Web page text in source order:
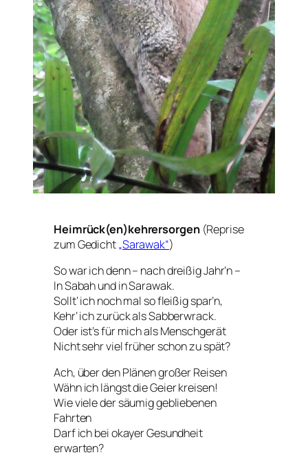
Heimrück(en)kehrersorgen (Reprise
zum Gedicht„Sarawak“)
So war ich denn – nach dreißig Jahr’n –
In Sabah und in Sarawak.
Sollt‘ ich noch mal so fleißig spar’n,
Kehr‘ ich zurück als Sabberwrack.
Oder ist’s für mich als Menschgerät
Nicht sehr viel früher schon zu spät?
Ach, über den Plänen großer Reisen
Wähn ich längst die Geier kreisen!
Wie viele der säumig gebliebenen
Fahrten
Darf ich bei okayer Gesundheit
erwarten?